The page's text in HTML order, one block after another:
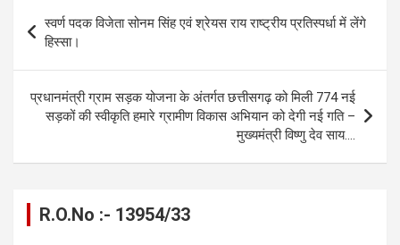
b
o
o
k
n
g
er
s
A
p
p
gr
a
m
Li
n
k
e
navigation
स्वर्ण पदक विजेता सोनम सिंह एवं श्रेयस राय राष्ट्रीय प्रतिस्पर्धा में लेंगे
हिस्सा।
प्रधानमंत्री ग्राम सड़क योजना के अंतर्गत छत्तीसगढ़ को मिली 774 नई
सड़कों की स्वीकृति हमारे ग्रामीण विकास अभियान को देगी नई गति –
मुख्यमंत्री विष्णु देव साय….
R.O.No :- 13954/33